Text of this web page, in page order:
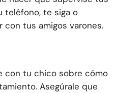
teléfono, te siga o
con tus amigos varones.
con tu chico sobre cómo
Asegúrale que